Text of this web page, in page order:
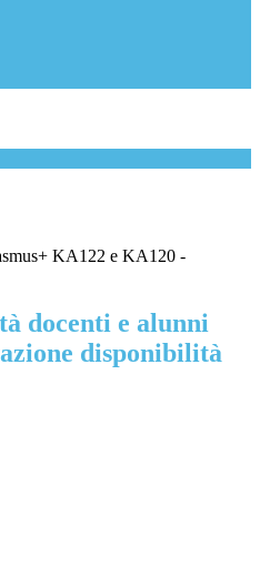
KA122 e KA120 -
docenti e alunni
disponibilità